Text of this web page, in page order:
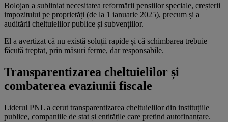
Bolojan a subliniat necesitatea reformării pensiilor speciale, creșterii
impozitului pe proprietăți (de la 1 ianuarie 2025), precum și a
auditării cheltuielilor publice și subvențiilor.
El a avertizat că nu există soluții rapide și că schimbarea trebuie
făcută treptat, prin măsuri ferme, dar responsabile.
Transparentizarea cheltuielilor și
combaterea evaziunii fiscale
Liderul PNL a cerut transparentizarea cheltuielilor din instituțiile
publice, companiile de stat și entitățile care pretind autofinanțare.